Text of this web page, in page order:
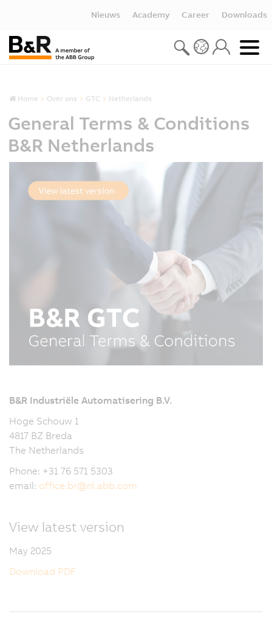
Nieuws Academy Career Downloads
Home Over ons GTC Netherlands
General Terms & Conditions
B&R Netherlands
B&R Industriële Automatisering B.V.
Hoge Schouw 1
4817 BZ Breda
The Netherlands
Phone: +31 76 571 5303
email: office.br@nl.abb.com
View latest version
May 2025
Download PDF